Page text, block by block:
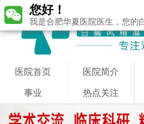
医院首页 医院简介
事业 热点关注
您好！
我是合肥华夏医院医生，您的